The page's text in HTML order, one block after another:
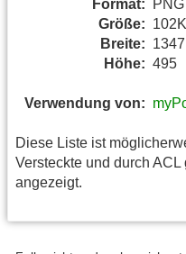
Format:
PNG
Größe:
Breite: 1347
Höhe: 495
Verwendung von:
Diese Liste ist
Versteckte und durch
angezeigt.